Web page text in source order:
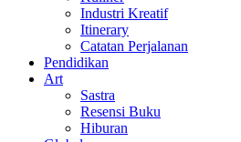
Industri Kreatif
Itinerary
Catatan Perjalanan
Pendidikan
Art
Sastra
Resensi Buku
Hiburan